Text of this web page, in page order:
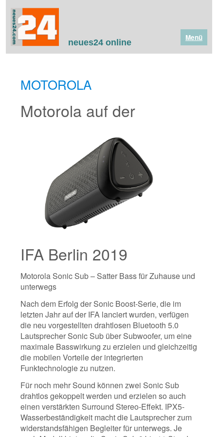
Menü
neues24 online
MOTOROLA
Motorola auf der
IFA Berlin 2019
Motorola Sonic Sub – Satter Bass für Zuhause und
unterwegs
Nach dem Erfolg der Sonic Boost-Serie, die im
letzten Jahr auf der IFA lanciert wurden, verfügen
die neu vorgestellten drahtlosen Bluetooth 5.0
Lautsprecher Sonic Sub über Subwoofer, um eine
maximale Basswirkung zu erzielen und gleichzeitig
die mobilen Vorteile der integrierten
Funktechnologie zu nutzen.
Für noch mehr Sound können zwei Sonic Sub
drahtlos gekoppelt werden und erzielen so auch
einen verstärkten Surround Stereo-Effekt. IPX5-
Wasserbeständigkeit macht die Lautsprecher zum
widerstandsfähigen Begleiter für unterwegs. Je